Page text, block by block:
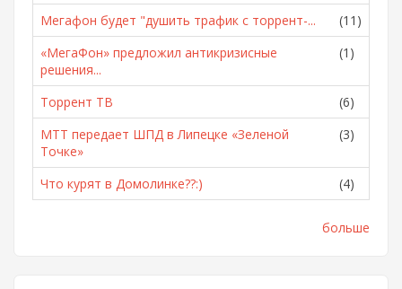
Мегафон будет "душить трафик с торрент-...
(11)
«МегаФон» предложил антикризисные
решения...
(1)
Торрент ТВ
(6)
МТТ передает ШПД в Липецке «Зеленой
Точке»
(3)
Что курят в Домолинке??:) (4)
больше